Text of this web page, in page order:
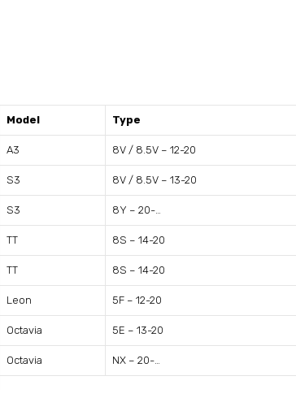
Model Type
A3 8V / 8.5V – 12-20
S3 8V / 8.5V – 13-20
S3 8Y – 20-…
TT 8S – 14-20
TT 8S – 14-20
Leon 5F – 12-20
Octavia 5E – 13-20
Octavia NX – 20-…